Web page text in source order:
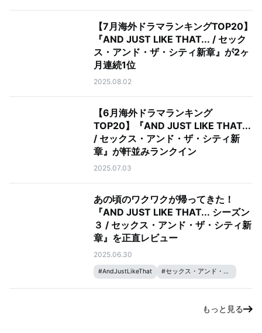
【7月海外ドラマランキングTOP20】
『AND JUST LIKE THAT... / セック
ス・アンド・ザ・シティ新章』が2ヶ
月連続1位
2025.08.02
【6月海外ドラマランキング
TOP20】『AND JUST LIKE THAT...
/ セックス・アンド・ザ・シティ新
章』が軒並みランクイン
2025.07.03
あの頃のワクワクが帰ってきた！
『AND JUST LIKE THAT... シーズン
３ / セックス・アンド・ザ・シティ新
章』を正直レビュー
2025.06.30
#AndJustLikeThat #セックス・アンド・ザ・シティ
もっと見る